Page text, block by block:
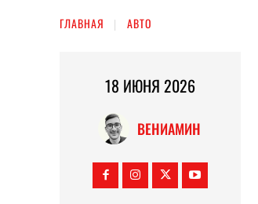
ГЛАВНАЯ АВТО
18 ИЮНЯ 2026
ВЕНИАМИН